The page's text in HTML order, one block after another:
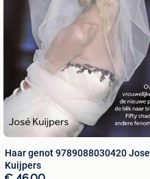
Haar genot 9789088030420 Jose
Kuijpers